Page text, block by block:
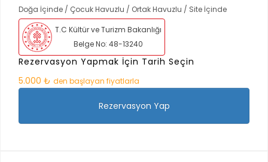
Doğa İçinde / Çocuk Havuzlu / Ortak Havuzlu / Site İçinde
T.C Kültür ve Turizm Bakanlığı
Belge No: 48-13240
Rezervasyon Yapmak İçin Tarih Seçin
5.000 ₺ den başlayan fiyatlarla
Rezervasyon Yap